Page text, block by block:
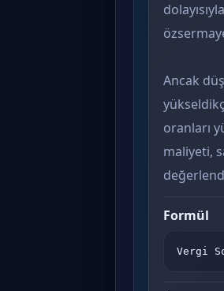
Ancak
oranları
maliyeti,
Formül
Vergi